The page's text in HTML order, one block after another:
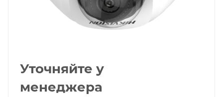
Уточняйте у
менеджера